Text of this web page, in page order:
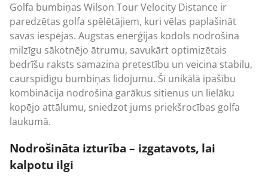
Golfa bumbiņas Wilson Tour Velocity Distance ir
paredzētas golfa spēlētājiem, kuri vēlas paplašināt
savas iespējas. Augstas enerģijas kodols nodrošina
milzīgu sākotnējo ātrumu, savukārt optimizētais
bedrīšu raksts samazina pretestību un veicina stabilu,
caurspīdīgu bumbiņas lidojumu. Šī unikālā īpašību
kombinācija nodrošina garākus sitienus un lielāku
kopējo attālumu, sniedzot jums priekšrocības golfa
laukumā.
Nodrošināta izturība – izgatavots, lai
kalpotu ilgi